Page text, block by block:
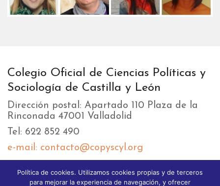
Colegio Oficial de Ciencias Políticas y
Sociología de Castilla y León
Dirección postal: Apartado 110 Plaza de la
Rinconada 47001 Valladolid
Tel: 622 852 490
e-mail: contacto@copyscyl.org
LIKEBOX
Política de cookies. Utilizamos cookies propias y de terceros
para mejorar la experiencia de navegación, y ofrecer